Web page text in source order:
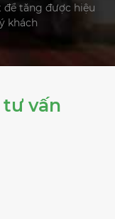
tăng được hiệu
khách
vấn